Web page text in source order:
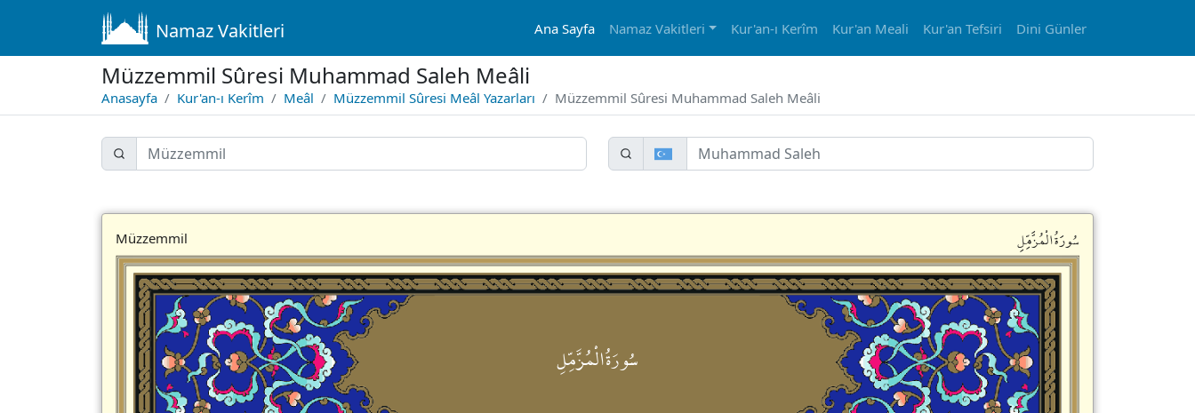
Namaz Vakitleri Ana Sayfa Namaz Vakitleri Kur'an-ı Kerîm Kur'an Meali Kur'an Tefsiri Dini Günler
Müzzemmil Sûresi Muhammad Saleh Meâli
Anasayfa Kur'an-ı Kerîm Meâl Müzzemmil Sûresi Meâl Yazarları Müzzemmil Sûresi Muhammad Saleh Meâli
Müzzemmil سُورَةُالْمُزَّمِّلِ
سُورَةُالْمُزَّمِّلِ